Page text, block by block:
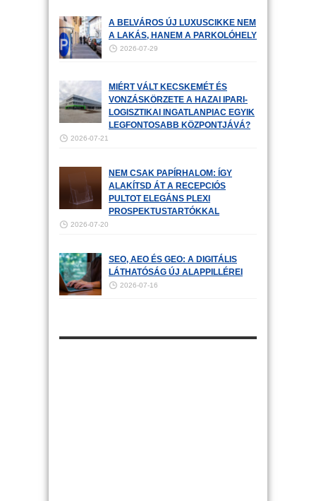
A BELVÁROS ÚJ LUXUSCIKKE NEM
A LAKÁS, HANEM A PARKOLÓHELY
2026-07-29
MIÉRT VÁLT KECSKEMÉT ÉS
VONZÁSKÖRZETE A HAZAI IPARI-
LOGISZTIKAI INGATLANPIAC EGYIK
LEGFONTOSABB KÖZPONTJÁVÁ?
2026-07-21
NEM CSAK PAPÍRHALOM: ÍGY
ALAKÍTSD ÁT A RECEPCIÓS
PULTOT ELEGÁNS PLEXI
PROSPEKTUSTARTÓKKAL
2026-07-20
SEO, AEO ÉS GEO: A DIGITÁLIS
LÁTHATÓSÁG ÚJ ALAPPILLÉREI
2026-07-16